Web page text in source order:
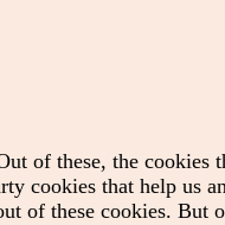
of these, the cookies
cookies that help us
of these cookies. But